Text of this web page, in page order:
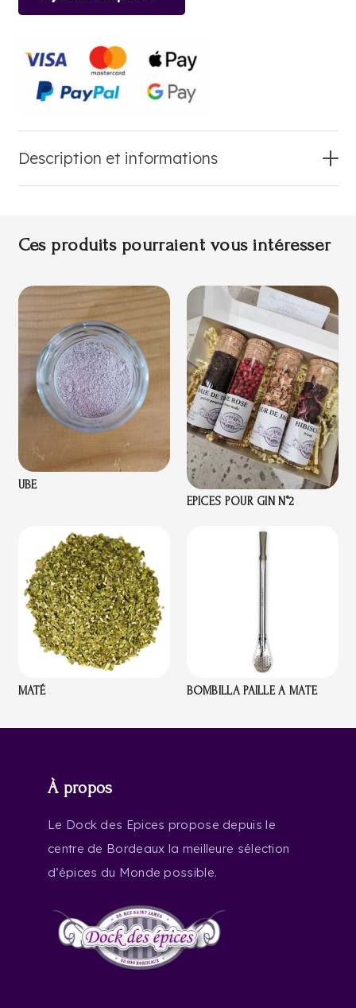
quantité
PUERH
NOIR
TUOCHA
Description et informations
Ces produits pourraient vous intéresser
UBE
EPICES POUR GIN N°2
MATÉ BOMBILLA PAILLE A MATE
À propos
Le Dock des Epices propose depuis le
centre de Bordeaux la meilleure sélection
d’épices du Monde possible.